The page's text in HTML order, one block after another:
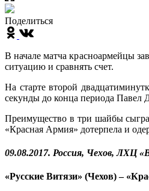
Поделиться
В начале матча красноармейцы
ситуацию и сравнять счет.
На старте второй
секунды до конца периода Павел
Преимущество в три шайбы
«Красная Армия» дотерпела и
09.08.2017. Россия, Чехов, ЛХЦ
«Русские Витязи» (Чехов) –